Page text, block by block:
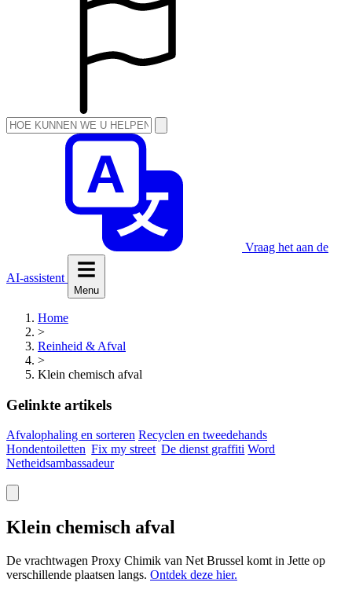
Vraag het aan de
AI-assistent
Menu
Home
>
Reinheid & Afval
>
Klein chemisch afval
Gelinkte artikels
Afvalophaling en sorteren Recyclen en tweedehands
Hondentoiletten Fix mystreet De dienst graffiti Word
Netheidsambassadeur
Klein chemisch afval
De vrachtwagen Proxy Chimik van Net Brussel komt in Jette op
verschillende plaatsen langs. Ontdek deze hier.